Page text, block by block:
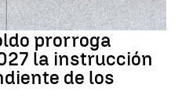
prorroga
la instrucción
de los